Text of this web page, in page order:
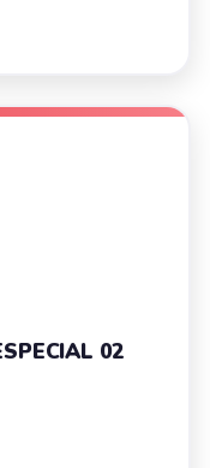
02